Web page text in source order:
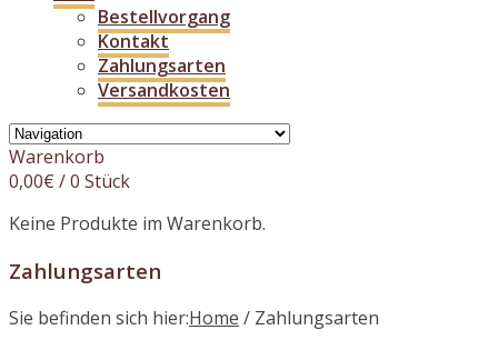
Bestellvorgang
Kontakt
Zahlungsarten
Versandkosten
Warenkorb
0,00€ / 0 Stück
Keine Produkte im Warenkorb.
Zahlungsarten
Sie befinden sich hier:Home / Zahlungsarten